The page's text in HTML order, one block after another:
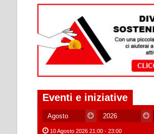
Eventi e iniziative
10 Agosto 2026 21:00 - 23:00